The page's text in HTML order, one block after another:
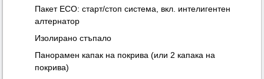
Пакет ECO: старт/стоп система, вкл. интелигентен
алтернатор
Изолирано стъпало
Панорамен капак на покрива (или 2 капака на
покрива)